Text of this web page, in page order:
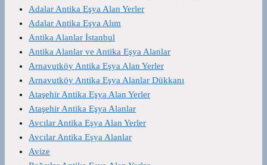
Adalar Antika Eşya Alan Yerler
Adalar Antika Eşya Alım
Antika Alanlar İstanbul
Antika Alanlar ve Antika Eşya Alanlar
Arnavutköy Antika Eşya Alan Yerler
Arnavutköy Antika Eşya Alanlar Dükkanı
Ataşehir Antika Eşya Alan Yerler
Ataşehir Antika Eşya Alanlar
Avcılar Antika Eşya Alan Yerler
Avcılar Antika Eşya Alanlar
Avize